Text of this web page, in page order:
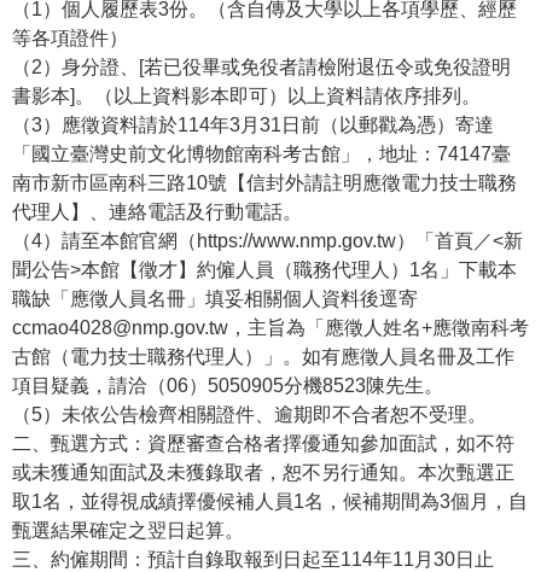
性
別
平
等
專
區
友
善
措
施
服
務
服
務
信
箱
網
站
（1）個人履歷表3份。（含自傳及大學以上各項學歷、經歷
等各項證件）
（2）身分證、[若已役畢或免役者請檢附退伍令或免役證明
書影本]。（以上資料影本即可）以上資料請依序排列。
（3）應徵資料請於114年3月31日前（以郵戳為憑）寄達
「國立臺灣史前文化博物館南科考古館」，地址：74147臺
南市新市區南科三路10號【信封外請註明應徵電力技士職務
代理人】、連絡電話及行動電話。
（4）請至本館官網（https://www.nmp.gov.tw）「首頁／<新
聞公告>本館【徵才】約僱人員（職務代理人）1名」下載本
職缺「應徵人員名冊」填妥相關個人資料後逕寄
ccmao4028@nmp.gov.tw，主旨為「應徵人姓名+應徵南科考
古館（電力技士職務代理人）」。如有應徵人員名冊及工作
項目疑義，請洽（06）5050905分機8523陳先生。
（5）未依公告檢齊相關證件、逾期即不合者恕不受理。
二、甄選方式：資歷審查合格者擇優通知參加面試，如不符
或未獲通知面試及未獲錄取者，恕不另行通知。本次甄選正
取1名，並得視成績擇優候補人員1名，候補期間為3個月，自
甄選結果確定之翌日起算。
三、約僱期間：預計自錄取報到日起至114年11月30日止